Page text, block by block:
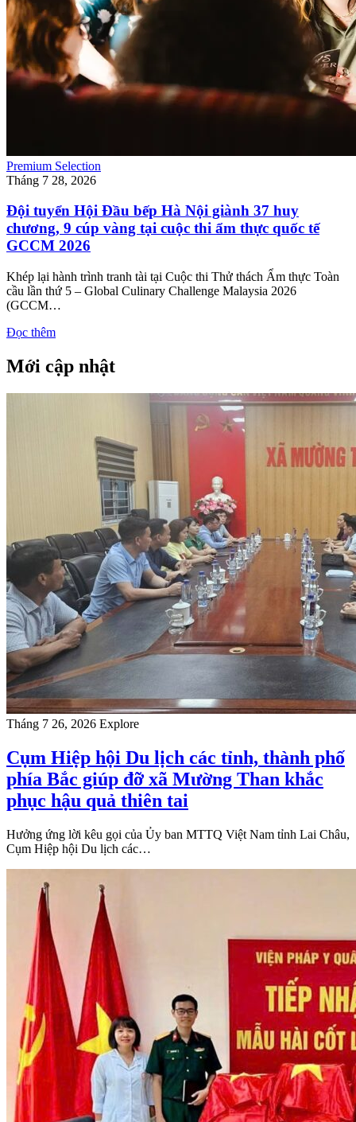
Premium Selection
Tháng 7 28, 2026
Đội tuyển Hội Đầu bếp Hà Nội giành 37 huy
chương, 9 cúp vàng tại cuộc thi ẩm thực quốc tế
GCCM 2026
Khép lại hành trình tranh tài tại Cuộc thi Thử thách Ẩm thực Toàn
cầu lần thứ 5 – Global Culinary Challenge Malaysia 2026
(GCCM…
Đọc thêm
Mới cập nhật
Tháng 7 26, 2026 Explore
Cụm Hiệp hội Du lịch các tỉnh, thành phố
phía Bắc giúp đỡ xã Mường Than khắc
phục hậu quả thiên tai
Hưởng ứng lời kêu gọi của Ủy ban MTTQ Việt Nam tỉnh Lai Châu,
Cụm Hiệp hội Du lịch các…